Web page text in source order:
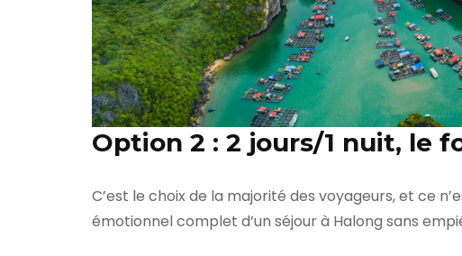
Option 2 : 2 jours/1 nuit, le
C’est le choix de la majorité des voyageurs, et ce
émotionnel complet d’un séjour à Halong sans